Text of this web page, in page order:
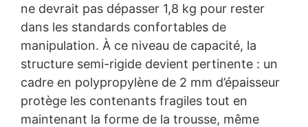
ne devrait pas dépasser 1,8 kg pour rester
dans les standards confortables de
manipulation. À ce niveau de capacité, la
structure semi-rigide devient pertinente : un
cadre en polypropylène de 2 mm d’épaisseur
protège les contenants fragiles tout en
maintenant la forme de la trousse, même